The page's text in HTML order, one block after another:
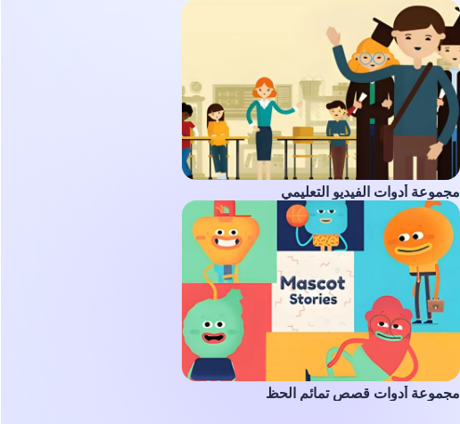
مجموعة أدوات الفيديو التعليمي
مجموعة أدوات قصص تمائم الحظ